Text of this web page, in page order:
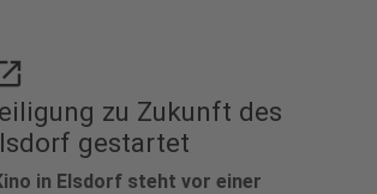
zu Zukunft des
gestartet
in Elsdorf steht vor einer